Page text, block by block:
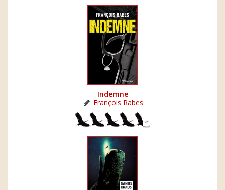
Indemne
François Rabes